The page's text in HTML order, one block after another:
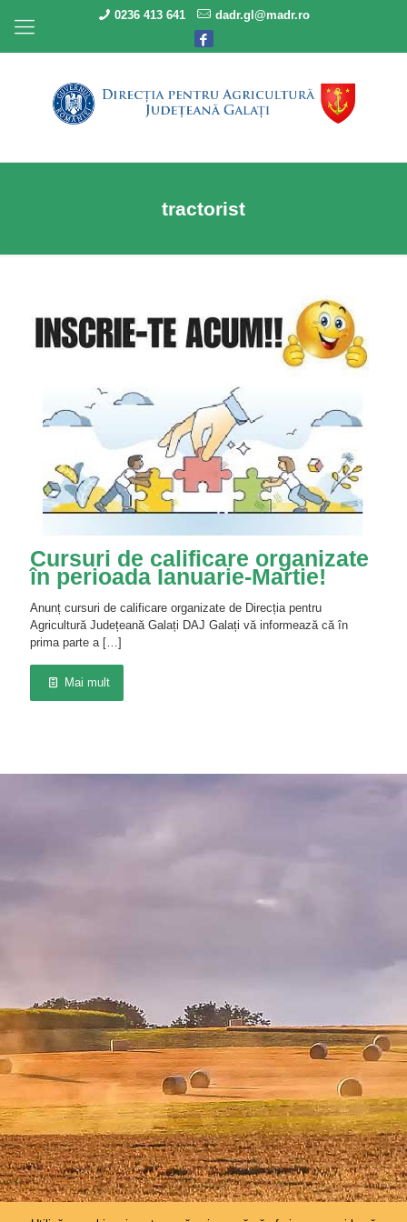
0236 413 641 dadr.gl@madr.ro
tractorist
Cursuri de calificare organizate
în perioada Ianuarie-Martie!
Anunț cursuri de calificare organizate de Direcția pentru
Agricultură Județeană Galați DAJ Galați vă informează că în
prima parte a […]
Mai mult